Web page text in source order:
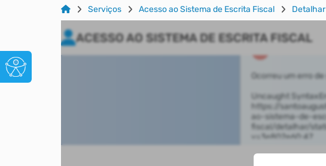
Serviços Acesso ao Sistema de Escrita Fiscal Detalhar
ACESSO AO SISTEMA DE ESCRITA FISCAL